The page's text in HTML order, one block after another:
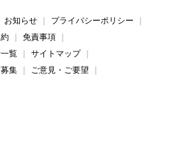
お知らせ
プライバシーポリシー
免責事項
覧
サイトマップ
集
ご意見・ご要望